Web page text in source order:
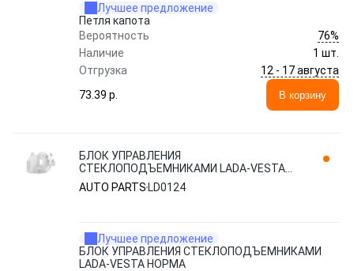
Лучшее предложение
Петля капота
Вероятность
76%
Наличие
1 шт.
Отгрузка
12 - 17 августа
73.39 p.
В корзину
БЛОК УПРАВЛЕНИЯ
СТЕКЛОПОДЪЕМНИКАМИ LADA-VESTA
НОРМА LD0124 AUTO PARTS
AUTO PARTS LD0124
Лучшее предложение
БЛОК УПРАВЛЕНИЯ СТЕКЛОПОДЪЕМНИКАМИ
LADA-VESTA НОРМА